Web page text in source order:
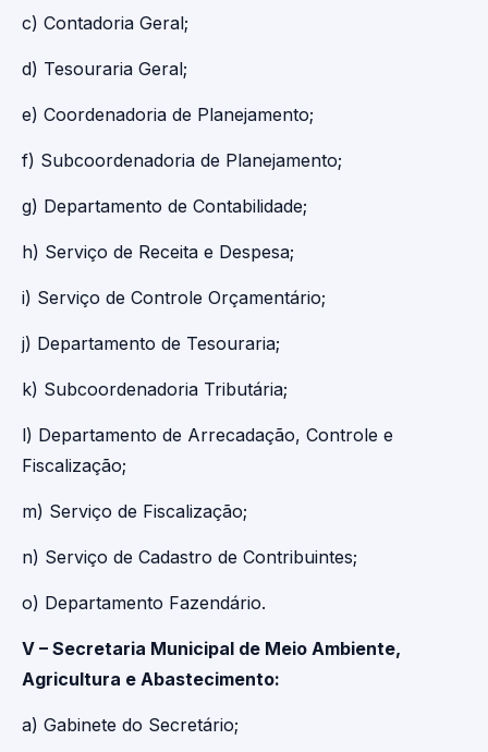
c) Contadoria Geral;
d) Tesouraria Geral;
e) Coordenadoria de Planejamento;
f) Subcoordenadoria de Planejamento;
g) Departamento de Contabilidade;
h) Serviço de Receita e Despesa;
i) Serviço de Controle Orçamentário;
j) Departamento de Tesouraria;
k) Subcoordenadoria Tributária;
l) Departamento de Arrecadação, Controle e
Fiscalização;
m) Serviço de Fiscalização;
n) Serviço de Cadastro de Contribuintes;
o) Departamento Fazendário.
V – Secretaria Municipal de Meio Ambiente,
Agricultura e Abastecimento:
a) Gabinete do Secretário;